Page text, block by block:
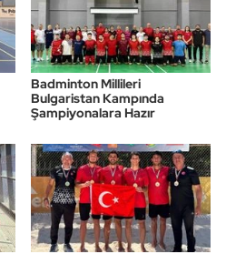
Badminton Millileri
Bulgaristan Kampında
Şampiyonalara Hazır